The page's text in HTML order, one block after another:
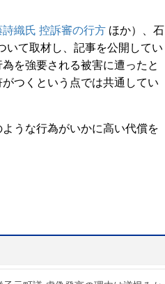
織氏 控訴審の行方 ほか）、石
いて取材し、記事を公開してい
を強要される被害に遭ったと
つくという点では共通してい
うな行為がいかに高い代償を